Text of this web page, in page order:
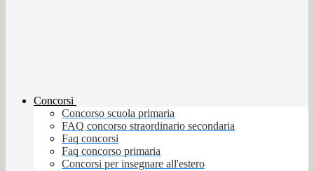
Concorsi
Concorso scuola primaria
FAQ concorso straordinario secondaria
Faq concorsi
Faq concorso primaria
Concorsi per insegnare all'estero